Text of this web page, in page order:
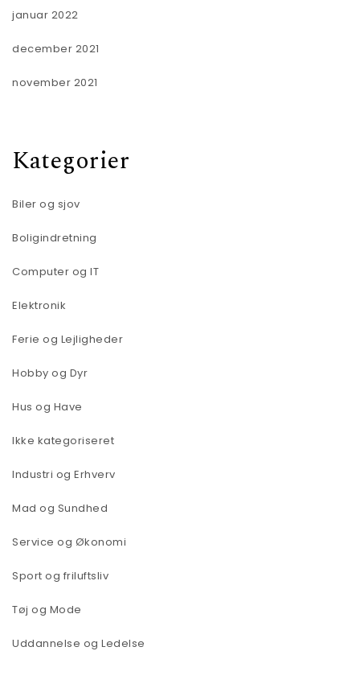
januar 2022
december 2021
november 2021
Kategorier
Biler og sjov
Boligindretning
Computer og IT
Elektronik
Ferie og Lejligheder
Hobby og Dyr
Hus og Have
Ikke kategoriseret
Industri og Erhverv
Mad og Sundhed
Service og Økonomi
Sport og friluftsliv
Tøj og Mode
Uddannelse og Ledelse